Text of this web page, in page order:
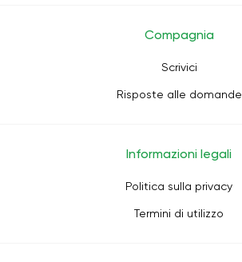
Compagnia
Scrivici
Risposte alle domande
Informazioni legali
Politica sulla privacy
Termini di utilizzo